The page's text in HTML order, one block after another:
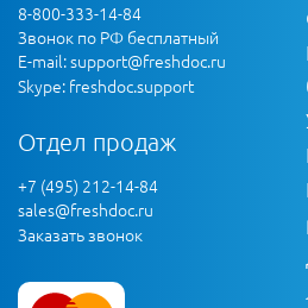
8-800-333-14-84
Звонок по РФ бесплатный
E-mail:support@freshdoc.ru
Skype: freshdoc.support
Отдел продаж
+7 (495) 212-14-84
sales@freshdoc.ru
Заказать звонок